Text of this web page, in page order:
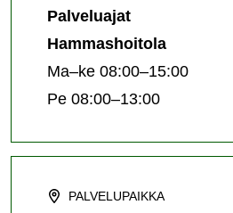
Palveluajat
Hammashoitola
Ma–ke 08:00–15:00
Pe 08:00–13:00
PALVELUPAIKKA